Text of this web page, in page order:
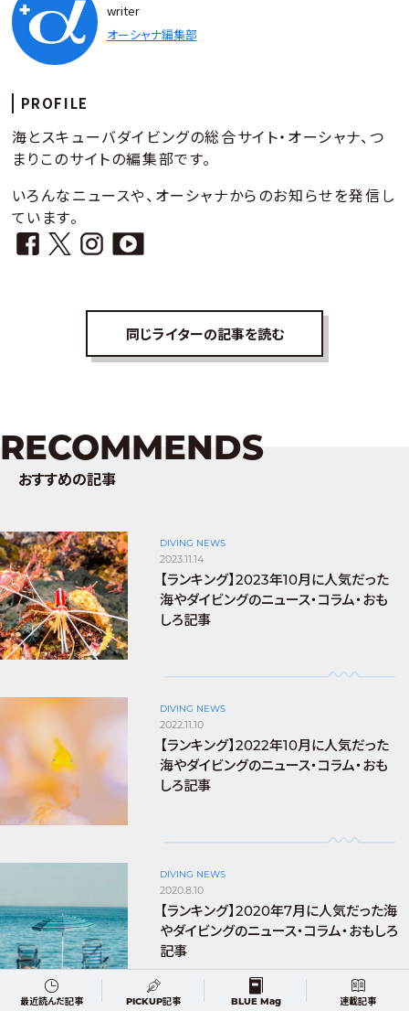
writer
オーシャナ編集部
PROFILE
海とスキューバダイビングの総合サイト・オーシャナ、つ
まりこのサイトの編集部です。
いろんなニュースや、オーシャナからのお知らせを発信し
ています。
同じライターの記事を読む
RECOMMENDS
おすすめの記事
DIVING NEWS
2023.11.14
【ランキング】2023年10月に人気だった
海やダイビングのニュース・コラム・おも
しろ記事
DIVING NEWS
2022.11.10
【ランキング】2022年10月に人気だった
海やダイビングのニュース・コラム・おも
しろ記事
DIVING NEWS
2020.8.10
【ランキング】2020年7月に人気だった海
やダイビングのニュース・コラム・おもしろ
記事
最近読んだ記事 PICKUP記事 BLUE Mag 連載記事